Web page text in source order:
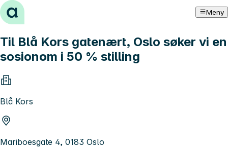
Hopp til innhold Meny
Til Blå Kors gatenært, Oslo søker vi en
sosionom i 50 % stilling
Blå Kors
Mariboesgate 4, 0183 Oslo